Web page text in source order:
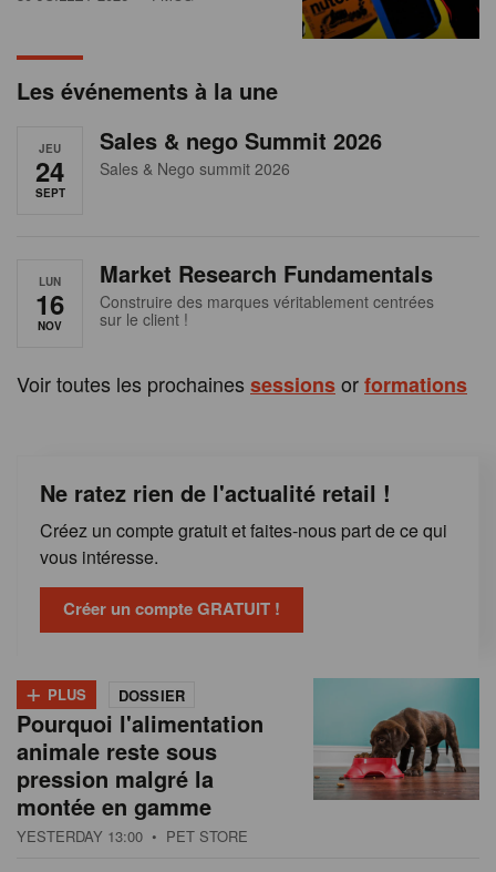
e
aLes événements à la une
JEU
24
SEPT
Sales & nego Summit 2026
Sales & Nego summit 2026
LUN
16
NOV
Market Research Fundamentals
Construire des marques véritablement centrées
sur le client !
Voir toutes les prochaines sessionsorformations
Ne ratez rien de l'actualité retail !
Créez un compte gratuit et faites-nous part de ce qui
vous intéresse.
Créer un compte GRATUIT !
+ PLUS DOSSIER
Pourquoi l'alimentation
animale reste sous
pression malgré la
montée en gamme
YESTERDAY 13:00 • PET STORE